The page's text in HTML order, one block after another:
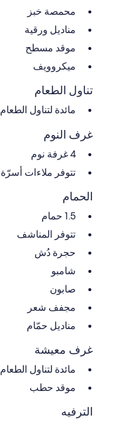
محمصة خبز
مناديل ورقية
موقد مسطح
ميكروويف
تناول الطعام
مائدة لتناول الطعام
غرف النوم
4 غرفة نوم
تتوفر ملاءات أسرّة
الحمام
1.5 حمام
تتوفر المناشف
حجرة دُش
شامبو
صابون
مجفف شعر
مناديل حمّام
غرف معيشة
مائدة لتناول الطعام
موقد حطب
الترفيه